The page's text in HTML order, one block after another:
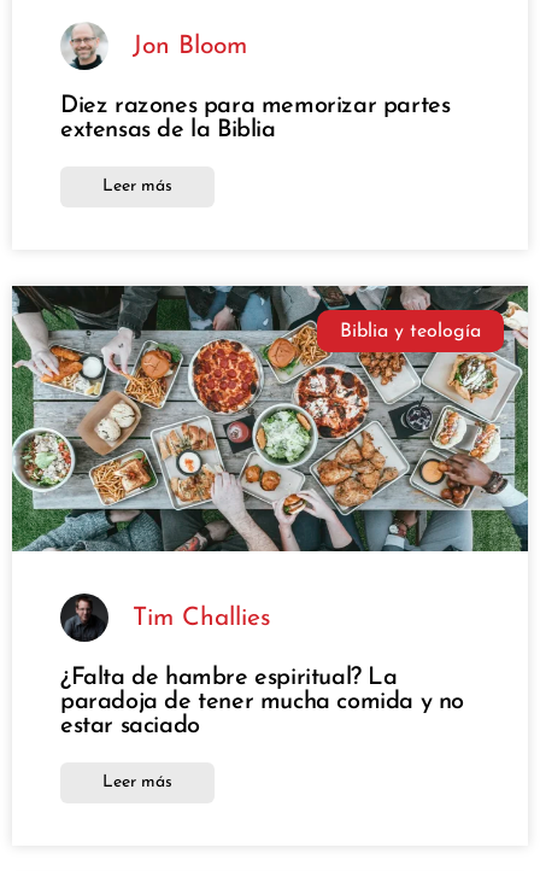
Jon Bloom
Diez razones para memorizar partes
extensas de la Biblia
Leer más
Biblia y teología
Tim Challies
¿Falta de hambre espiritual? La
paradoja de tener mucha comida y no
estar saciado
Leer más